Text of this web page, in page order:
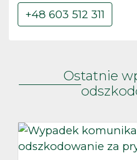
+48 603 512 311
Ostatnie